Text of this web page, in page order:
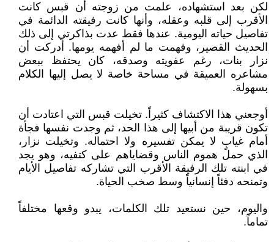
لكن بعد استشهاده، علمت من زوجته أن قبس كانت
الأقرب إلى قلبه وعقله، وأنها كانت رفيقته الدائمة في
تفاصيل حياته اليومية. عندها فقط عدت بذاكرتي إلى ذلك
الحديث القصير، وفهمت ما لم أفهمه يومها. أدركت أن
نزار بنات، رغم عفويته وصدقه، كان يحتفظ ببعض
مشاعره العميقة في مساحة خاصة لا يصل إليها الكلام
بسهولة.
أوجعني هذا الاكتشاف كثيراً. تخيلت قبس التي اعتادت أن
تكون قريبة من أبيها إلى هذا الحد، ثم وجدت نفسها فجأة
أمام غيابٍ لا يمكن تفسيره ولا احتماله. وتخيلت نزار،
الذي حمل هموم الناس وقضاياهم على كتفيه، وهو يجد
في ابنته تلك الرفيقة الأقرب التي تشاركه تفاصيل الأيام
وتمنحه دفئاً إنسانياً وسط صخب الحياة.
واليوم، حين نستعيد تلك الكلمات، يبدو وقعها مختلفاً
تماماً.